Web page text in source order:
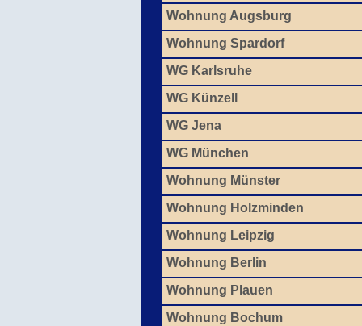
Wohnung Augsburg
Wohnung Spardorf
WG Karlsruhe
WG Künzell
WG Jena
WG München
Wohnung Münster
Wohnung Holzminden
Wohnung Leipzig
Wohnung Berlin
Wohnung Plauen
Wohnung Bochum